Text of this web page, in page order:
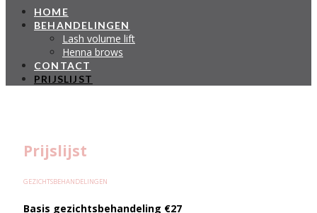
HOME
BEHANDELINGEN
Lash volume lift
Henna brows
CONTACT
PRIJSLIJST
Prijslijst
GEZICHTSBEHANDELINGEN
Basis gezichtsbehandeling €27